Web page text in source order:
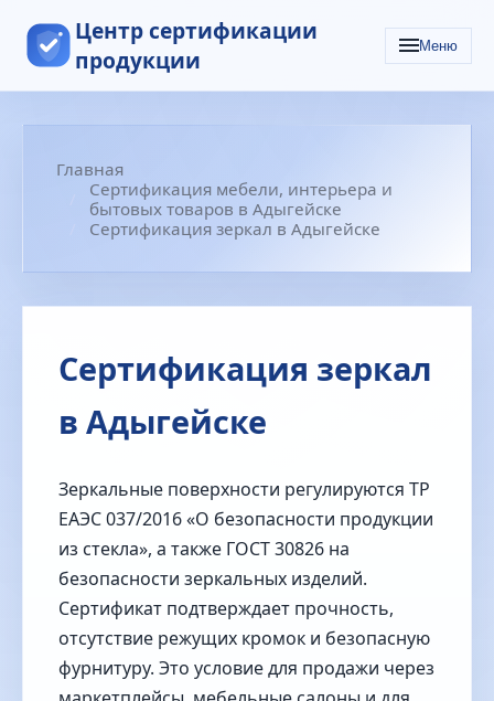
Центр сертификации
продукции
Меню
Главная
Сертификация мебели, интерьера и
бытовых товаров в Адыгейске
Сертификация зеркал в Адыгейске
Сертификация зеркал
в Адыгейске
Зеркальные поверхности регулируются ТР
ЕАЭС 037/2016 «О безопасности продукции
из стекла», а также ГОСТ 30826 на
безопасности зеркальных изделий.
Сертификат подтверждает прочность,
отсутствие режущих кромок и безопасную
фурнитуру. Это условие для продажи через